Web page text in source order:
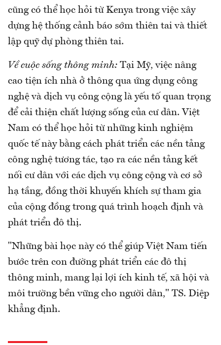
cũng có thể học hỏi từ Kenya trong việc xây
dựng hệ thống cảnh báo sớm thiên tai và thiết
lập quỹ dự phòng thiên tai.
Về cuộc sống thông minh: Tại Mỹ, việc nâng
cao tiện ích nhà ở thông qua ứng dụng công
nghệ và dịch vụ công cộng là yếu tố quan trọng
để cải thiện chất lượng sống của cư dân. Việt
Nam có thể học hỏi từ những kinh nghiệm
quốc tế này bằng cách phát triển các nền tảng
công nghệ tương tác, tạo ra các nền tảng kết
nối cư dân với các dịch vụ công cộng và cơ sở
hạ tầng, đồng thời khuyến khích sự tham gia
của cộng đồng trong quá trình hoạch định và
phát triển đô thị.
"Những bài học này có thể giúp Việt Nam tiến
bước trên con đường phát triển các đô thị
thông minh, mang lại lợi ích kinh tế, xã hội và
môi trường bền vững cho người dân," TS. Diệp
khẳng định.